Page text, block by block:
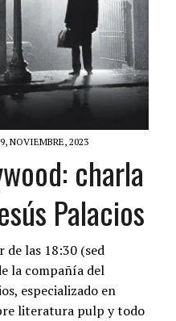
NOVIEMBRE, 2023
charla
Palacios
de las 18:30 (sed
la compañía del
especializado en
literatura pulp y todo